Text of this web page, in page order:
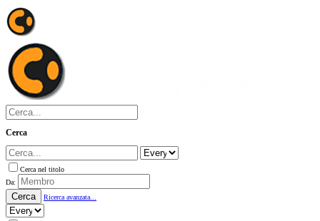
Cerca
Cerca nel titolo
Da:
Cerca Ricerca avanzata...